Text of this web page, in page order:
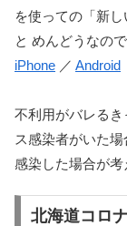
を使っての「新
と めんどうなの
iPhone ／ Android
不利用がバレる
ス感染者がいた
感染した場合が考
北海道コロ